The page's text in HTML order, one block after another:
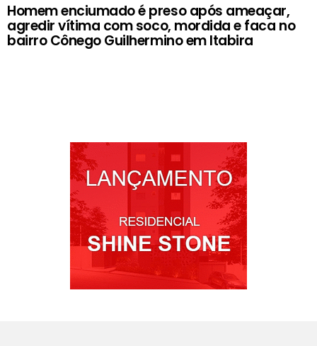
Homem enciumado é preso após ameaçar,
agredir vítima com soco, mordida e faca no
bairro Cônego Guilhermino em Itabira